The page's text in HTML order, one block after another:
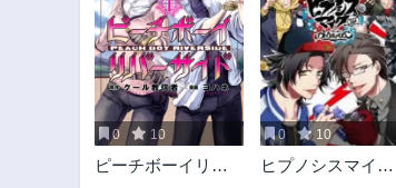
0 10
ピーチボーイリバ
0 10
ヒプノシスマイク -